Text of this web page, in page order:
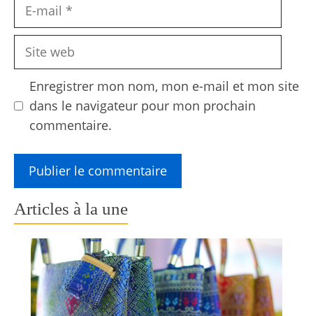
Site
Enregistrer mon nom, mon e-mail et mon site
dans le navigateur pour mon prochain
commentaire.
Articles à la une